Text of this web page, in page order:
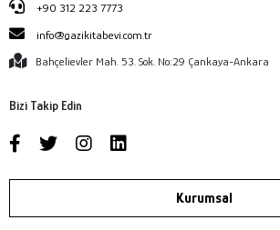
+90 312 223 7773
info@gazikitabevi.com.tr
Bahçelievler Mah. 53. Sok. No:29 Çankaya-Ankara
Bizi Takip Edin
Kurumsal